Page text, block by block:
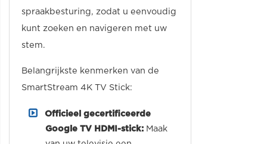
spraakbesturing, zodat u eenvoudig
kunt zoeken en navigeren met uw
stem.
Belangrijkste kenmerken van de
SmartStream 4K TV Stick:
Officieel gecertificeerde
Google TV HDMI-stick: Maak